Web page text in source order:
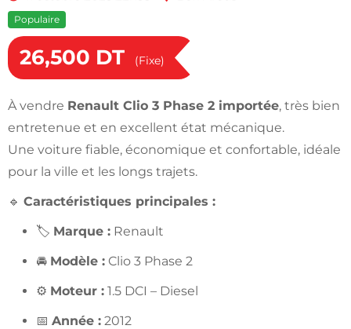
Populaire
26,500 DT (Fixe)
À vendre Renault Clio 3 Phase 2 importée, très bien
entretenue et en excellent état mécanique.
Une voiture fiable, économique et confortable, idéale
pour la ville et les longs trajets.
🔹 Caractéristiques principales :
🏷️ Marque : Renault
🚘 Modèle : Clio 3 Phase 2
⚙️ Moteur : 1.5 DCI – Diesel
📅 Année : 2012